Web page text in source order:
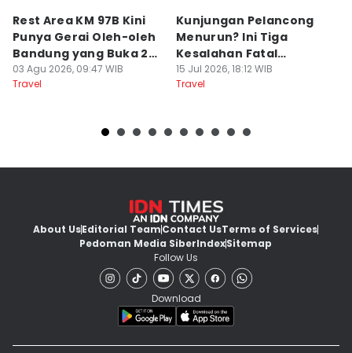
Rest Area KM 97B Kini
Punya Gerai Oleh-oleh
Bandung yang Buka 24
Jam
03 Agu 2026, 09:47 WIB
Travel
Kunjungan Pelancong
Menurun? Ini Tiga
Kesalahan Fatal
Pengelola Wisata
15 Jul 2026, 18:12 WIB
Travel
About UsEditorial TeamContact UsTerms of Services
Pedoman Media SiberIndexSitemap
Follow Us
Download